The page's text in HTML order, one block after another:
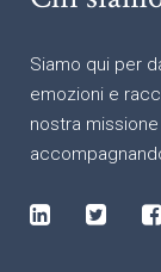
Siamo qui per
emozioni e
nostra